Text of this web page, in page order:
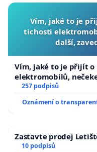
Vím, jaké to je
tichosti
další,
Vím, jaké to je přijít
elektromobilů,
zaveďme slyšitelná
257 podpisů
Oznámení o
Zastavte prodej
10 podpisů